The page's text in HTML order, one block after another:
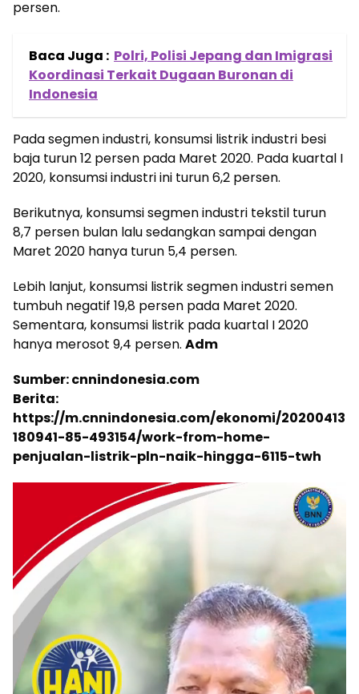
persen.
Baca Juga : Polri, Polisi Jepang dan Imigrasi
Koordinasi Terkait Dugaan Buronan di
Indonesia
Pada segmen industri, konsumsi listrik industri besi
baja turun 12 persen pada Maret 2020. Pada kuartal I
2020, konsumsi industri ini turun 6,2 persen.
Berikutnya, konsumsi segmen industri tekstil turun
8,7 persen bulan lalu sedangkan sampai dengan
Maret 2020 hanya turun 5,4 persen.
Lebih lanjut, konsumsi listrik segmen industri semen
tumbuh negatif 19,8 persen pada Maret 2020.
Sementara, konsumsi listrik pada kuartal I 2020
hanya merosot 9,4 persen. Adm
Sumber: cnnindonesia.com
Berita:
https://m.cnnindonesia.com/ekonomi/20200413
180941-85-493154/work-from-home-
penjualan-listrik-pln-naik-hingga-6115-twh